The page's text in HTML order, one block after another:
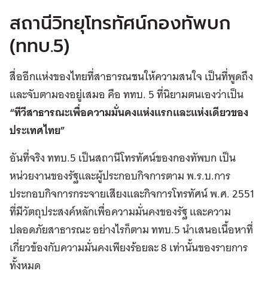
สถานีวิทยุโทรทัศน์กองทัพบก
(ททบ.5)
สื่ออีกแห่งของไทยที่สาธารณชนให้ความสนใจ เป็นที่พูดถึง
และจับตามองอยู่เสมอ คือ ททบ. 5 ที่นิยามตนเองว่าเป็น
“ทีวีสาธารณะเพื่อความมั่นคงแห่งแรกและแห่งเดียวของ
ประเทศไทย”
อันที่จริง ททบ.5 เป็นสถานีโทรทัศน์ของกองทัพบก เป็น
หน่วยงานของรัฐและผู้ประกอบกิจการตาม พ.ร.บ.การ
ประกอบกิจการกระจายเสียงและกิจการโทรทัศน์ พ.ศ. 2551
ที่มีวัตถุประสงค์หลักเพื่อความมั่นคงของรัฐ และความ
ปลอดภัยสาธารณะ อย่างไรก็ตาม ททบ.5 นำเสนอเนื้อหาที่
เกี่ยวข้องกับความมั่นคงเพียงร้อยละ 8 เท่านั้นของรายการ
ทั้งหมด